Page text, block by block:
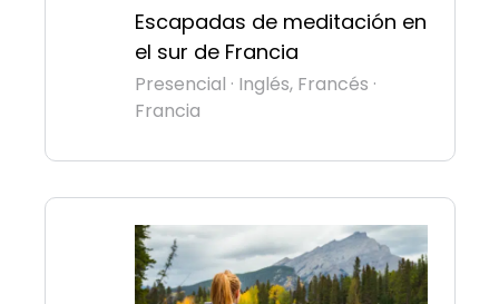
Escapadas de meditación en
el sur de Francia
Presencial · Inglés, Francés ·
Francia